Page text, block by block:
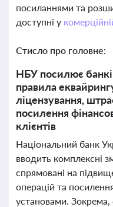
посиланнями та
доступні у
Стисло про головне:
НБУ посилює
правила
ліцензування,
посилення
клієнтів
Національний банк
вводить комплексні
спрямовані на
операцій та
установами. Зокрема,